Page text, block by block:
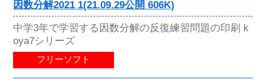
因数分解2021 1(21.09.29公開 606K)
中学3年で学習する因数分解の反復練習問題の印刷 k
oya7シリーズ
フリーソフト